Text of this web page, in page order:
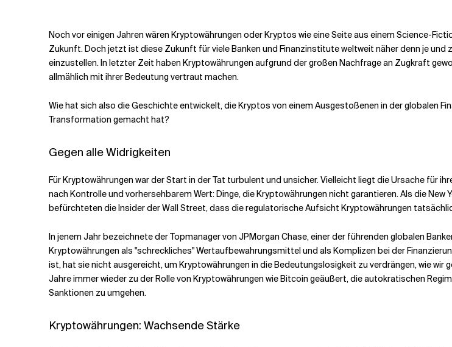
Noch vor einigen Jahren wären Kryptowährungen oder Kryptos wie eine Seite aus einem Science-
Zukunft. Doch jetzt ist diese Zukunft für viele Banken und Finanzinstitute weltweit näher denn je
einzustellen. In letzter Zeit haben Kryptowährungen aufgrund der großen Nachfrage an Zugkraft
allmählich mit ihrer Bedeutung vertraut machen.
Wie hat sich also die Geschichte entwickelt, die Kryptos von einem Ausgestoßenen in der globalen
Transformation gemacht hat?
Gegen alle Widrigkeiten
Für Kryptowährungen war der Start in der Tat turbulent und unsicher. Vielleicht liegt die Ursache für
nach Kontrolle und vorhersehbarem Wert: Dinge, die Kryptowährungen nicht garantieren. Als die
befürchteten die Insider der Wall Street, dass die regulatorische Aufsicht Kryptowährungen
In jenem Jahr bezeichnete der Topmanager von JPMorgan Chase, einer der führenden globalen
Kryptowährungen als "schreckliches" Wertaufbewahrungsmittel und als Komplizen bei der
ist, hat sie nicht ausgereicht, um Kryptowährungen in die Bedeutungslosigkeit zu verdrängen, wie
Jahre immer wieder zu der Rolle von Kryptowährungen wie Bitcoin geäußert, die autokratischen
Sanktionen zu umgehen.
Kryptowährungen: Wachsende Stärke